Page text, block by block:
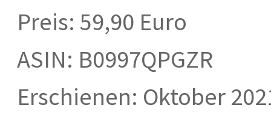
Preis: 59,90 Euro
ASIN: B0997QPGZR
Erschienen: Oktober